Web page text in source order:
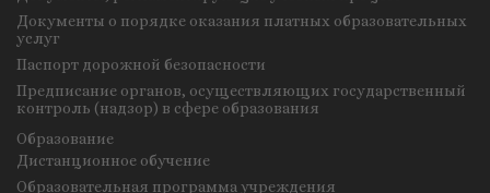
Документы о порядке оказания платных образовательных
услуг
Паспорт дорожной безопасности
Предписание органов, осуществляющих государственный
контроль (надзор) в сфере образования
Образование
Дистанционное обучение
Образовательная программа учреждения